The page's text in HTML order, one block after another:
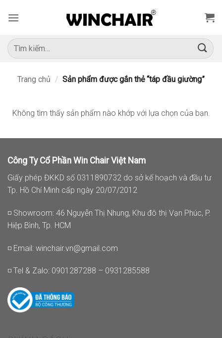
qua
dung
Tìm
kiếm:
Trang chủ / Sản phẩm được gắn thẻ “táp đầu giường”
Không tìm thấy sản phẩm nào khớp với lựa chọn của bạn.
Công Ty Cổ Phần Win Chair Việt Nam
Giấy phép ĐKKD số 0311890732 do sở kế hoạch và đầu tư
Tp. Hồ Chí Minh cấp ngày 20/07/2012
◽ Showroom: 46 Nguyễn Thị Nhung, Khu đô thị Vạn Phúc, P.
Hiệp Bình, Tp. HCM
◽ Email: winchair.vn@gmail.com
◽ Tel & Zalo: 0901287288 – 0931285588